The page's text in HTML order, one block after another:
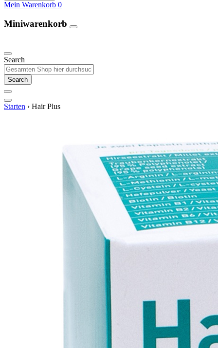
Mein Warenkorb 0
Miniwarenkorb
Search
Search
Starten › Hair Plus